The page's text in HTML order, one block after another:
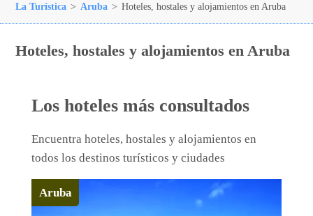
La Turística > Aruba > Hoteles, hostales y alojamientos en Aruba
Hoteles, hostales y alojamientos en Aruba
Los hoteles más consultados
Encuentra hoteles, hostales y alojamientos en
todos los destinos turísticos y ciudades
Aruba